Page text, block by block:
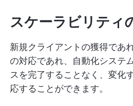
スケーラビリティ
新規クライアントの獲得であ
の対応であれ、自動化システ
スを完了することなく、変化
応することができます。